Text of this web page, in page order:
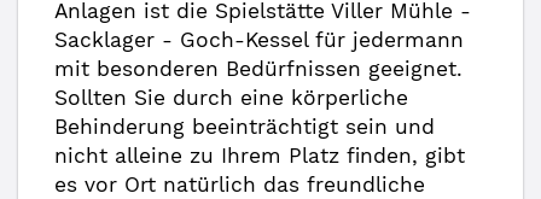
Anlagen ist die Spielstätte Viller Mühle -
Sacklager - Goch-Kessel für jedermann
mit besonderen Bedürfnissen geeignet.
Sollten Sie durch eine körperliche
Behinderung beeinträchtigt sein und
nicht alleine zu Ihrem Platz finden, gibt
es vor Ort natürlich das freundliche